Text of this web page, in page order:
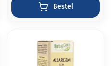
Bestel